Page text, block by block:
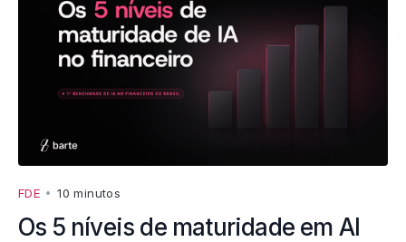
FDE •10 minutos
Os 5 níveis de maturidade em AI